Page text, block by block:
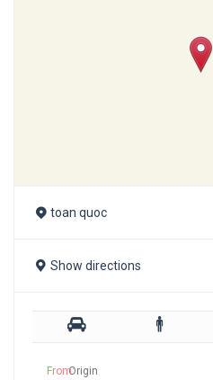
toan quoc
Show directions
From: